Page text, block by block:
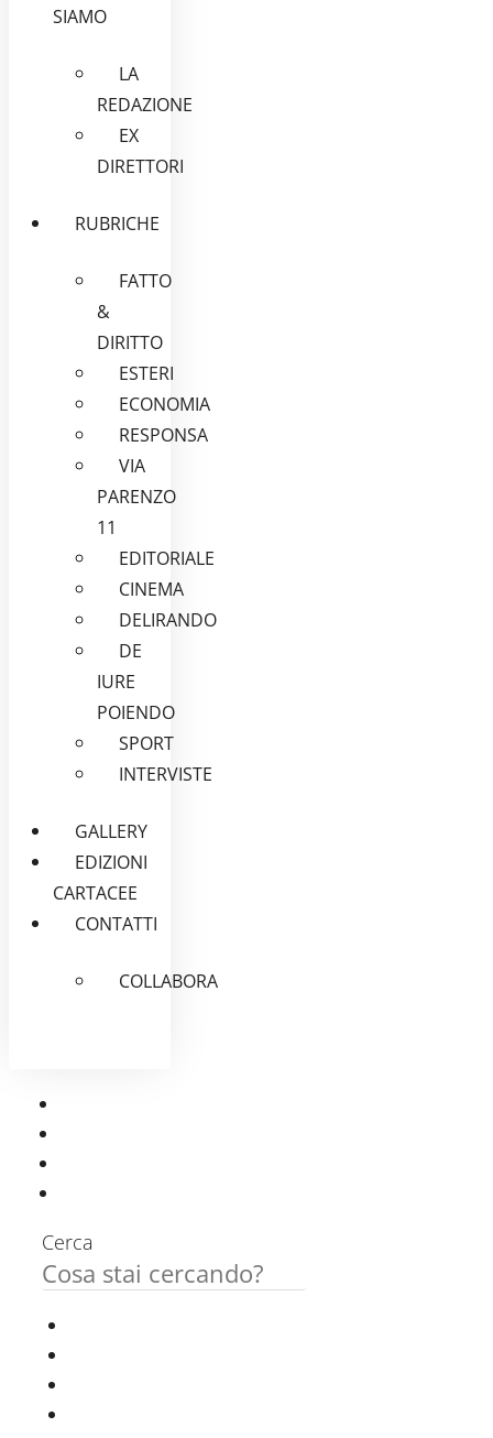
SIAMO
LA
REDAZIONE
EX
DIRETTORI
RUBRICHE
FATTO
&
DIRITTO
ESTERI
ECONOMIA
RESPONSA
VIA
PARENZO
11
EDITORIALE
CINEMA
DELIRANDO
DE
IURE
POIENDO
SPORT
INTERVISTE
GALLERY
EDIZIONI
CARTACEE
CONTATTI
COLLABORA
Cerca